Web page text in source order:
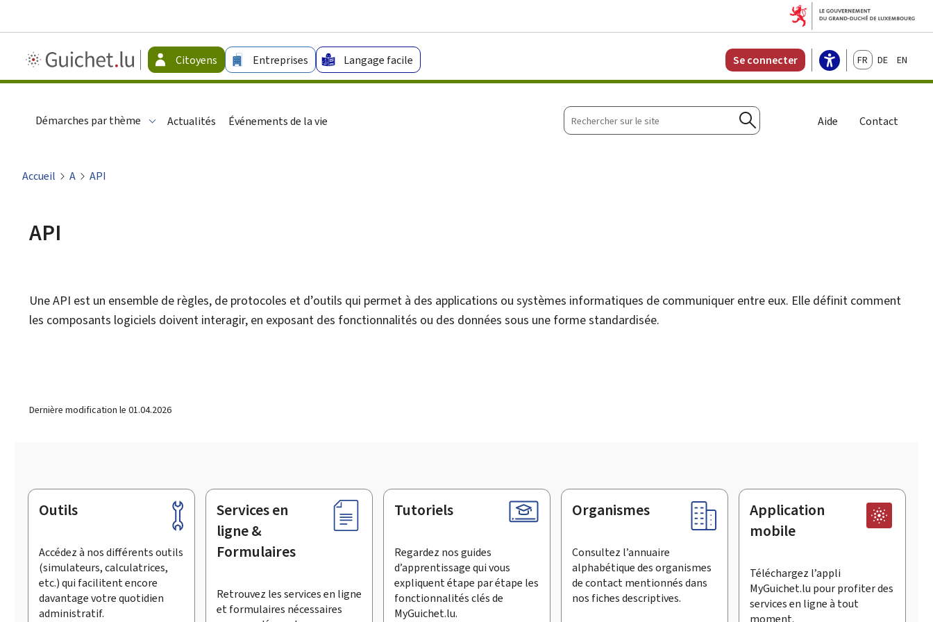
Guichet.lu
-
Citoyens Entreprises Langage facile Se connecter FrançaisDeutschEnglish
Démarches par thème Actualités Événements de la vie
Rechercher
sur
Rechercher
Aide Contact
Accueil A API
API
Une API est un ensemble de règles, de protocoles et d’outils qui permet à des applications ou systèmes informatiques de communiquer entre eux. Elle définit comment
les composants logiciels doivent interagir, en exposant des fonctionnalités ou des données sous une forme standardisée.
Dernière modification le 01.04.2026
Pied
page
Outils
Accédez à nos différents outils
(simulateurs, calculatrices,
etc.) qui facilitent encore
davantage votre quotidien
administratif.
Services en
ligne &
Formulaires
Retrouvez les services en ligne
et formulaires nécessaires
Tutoriels
Regardez nos guides
d’apprentissage qui vous
expliquent étape par étape les
fonctionnalités clés de
MyGuichet.lu.
Organismes
Consultez l’annuaire
alphabétique des organismes
de contact mentionnés dans
nos fiches descriptives.
Application
mobile
Téléchargez l’appli
MyGuichet.lu pour profiter des
services en ligne à tout
moment.